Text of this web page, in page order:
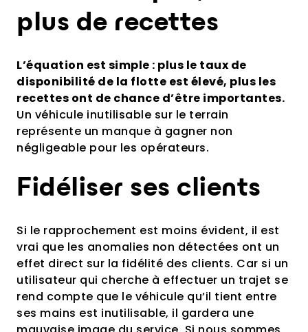
plus de recettes
L’équation est simple : plus le taux de
disponibilité de la flotte est élevé, plus les
recettes ont de chance d’être importantes.
Un véhicule inutilisable sur le terrain
représente un manque à gagner non
négligeable pour les opérateurs.
Fidéliser ses clients
Si le rapprochement est moins évident, il est
vrai que les anomalies non détectées ont un
effet direct sur la fidélité des clients. Car si un
utilisateur qui cherche à effectuer un trajet se
rend compte que le véhicule qu’il tient entre
ses mains est inutilisable, il gardera une